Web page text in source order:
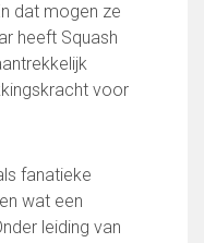
dat mogen ze
heeft Squash
voor
fanatieke
wat een
leiding van